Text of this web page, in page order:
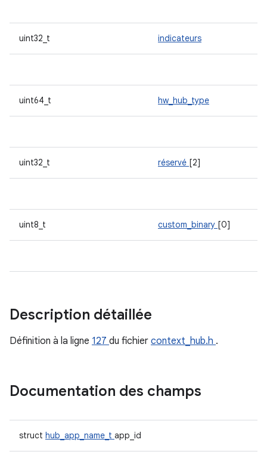
uint32_t indicateurs
uint64_t hw_hub_type
uint32_t réservé [2]
uint8_t custom_binary [0]
Description détaillée
Définition à la ligne 127 du fichier context_hub.h .
Documentation des champs
struct hub_app_name_t app_id